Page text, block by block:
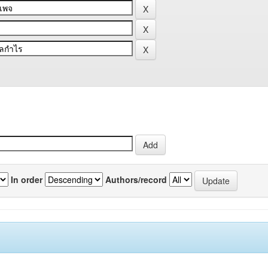
In order Authors/record